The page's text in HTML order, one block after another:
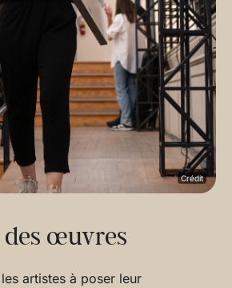
Crédit
des œuvres
les artistes à poser leur